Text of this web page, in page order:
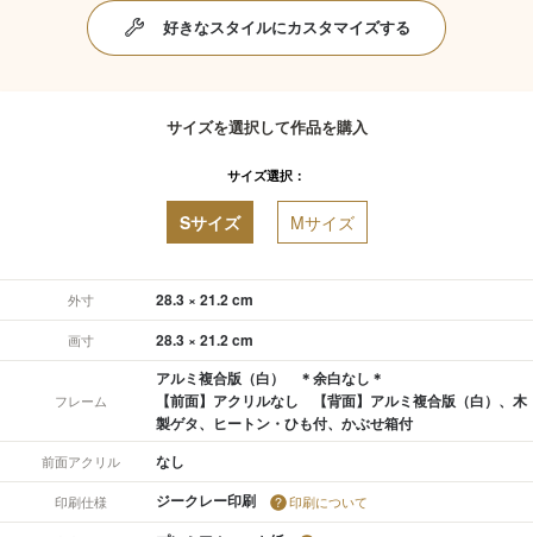
好きなスタイルにカスタマイズする
サイズを選択して作品を購入
サイズ選択：
Sサイズ Mサイズ
外寸 28.3 × 21.2 cm
画寸 28.3 × 21.2 cm
フレーム
アルミ複合版（白） ＊余白なし＊
【前面】アクリルなし 【背面】アルミ複合版（白）、木
製ゲタ、ヒートン・ひも付、かぶせ箱付
前面アクリル なし
印刷仕様 ジークレー印刷 印刷について